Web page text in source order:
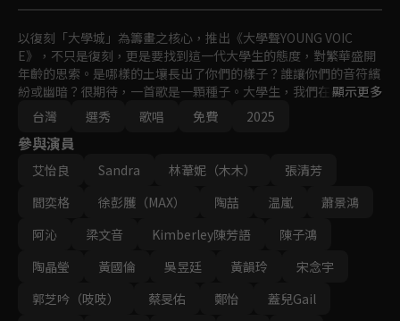
以復刻「大學城」為籌畫之核心，推出《大學聲YOUNG VOIC
E》，不只是復刻，更是要找到這一代大學生的態度，對繁華盛開
年齡的思索。是哪樣的土壤長出了你們的樣子？誰讓你們的音符繽
紛或幽暗？很期待，一首歌是一顆種子。大學生，我們在找你！藉
由尋找、競賽，傾聽大學之聲。
顯示更多
台灣
選秀 歌唱 免費 2025
參與演員
艾怡良 Sandra 林葦妮（木木）
張清芳
閻奕格
徐彭臒（MAX） 陶喆 温嵐
蕭景鴻
阿沁
梁文音 Kimberley陳芳語
陳子鴻
陶晶瑩
黃國倫 吳昱廷 黃韻玲
宋念宇
郭芝吟（吱吱）
蔡旻佑 鄭怡
蓋兒Gail